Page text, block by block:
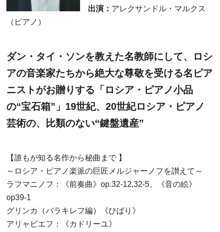
出演： アレクサンドル・マルクス
（ピアノ）
ダン・タイ・ソンを教えた名教師にして、ロシ
アの音楽家たちから絶大な尊敬を受ける名ピア
ニストがお贈りする「ロシア・ピアノ小品
の“宝石箱”」19世紀、20世紀ロシア・ピアノ
芸術の、比類のない“鍵盤遺産”
【誰もが知る名作から秘曲まで 】
～ロシア・ピアノ楽派の巨匠メルジャーノフを讃えて～
ラフマニノフ：《前奏曲》op.32-12,32-5、《音の絵》
op39-1
グリンカ（バラキレフ編）《ひばり》
アリャビエフ：《カドリーユ》